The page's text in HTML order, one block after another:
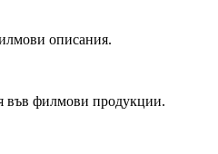
описания.
във филмови продукции.